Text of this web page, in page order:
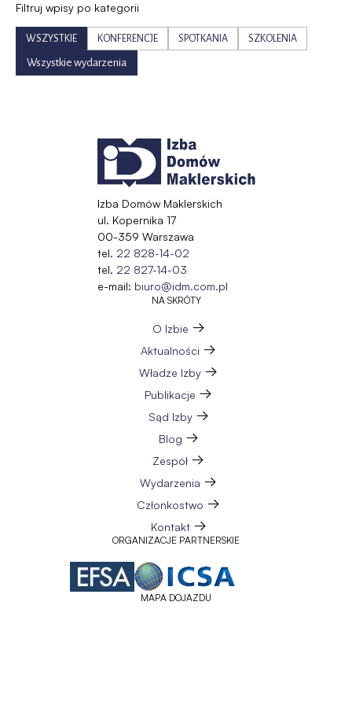
Filtruj wpisy po kategorii
WSZYSTKIE KONFERENCJE SPOTKANIA SZKOLENIA
Wszystkie wydarzenia
Izba Domów Maklerskich
ul. Kopernika 17
00-359 Warszawa
tel. 22 828-14-02
tel. 22 827-14-03
e-mail: biuro@idm.com.pl
NA SKRÓTY
O Izbie
Aktualności
Władze Izby
Publikacje
Sąd Izby
Blog
Zespół
Wydarzenia
Członkostwo
Kontakt
ORGANIZACJE PARTNERSKIE
MAPA DOJAZDU